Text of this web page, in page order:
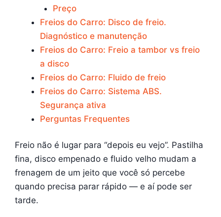
Preço
Freios do Carro: Disco de freio.
Diagnóstico e manutenção
Freios do Carro: Freio a tambor vs freio
a disco
Freios do Carro: Fluido de freio
Freios do Carro: Sistema ABS.
Segurança ativa
Perguntas Frequentes
Freio não é lugar para “depois eu vejo”. Pastilha
fina, disco empenado e fluido velho mudam a
frenagem de um jeito que você só percebe
quando precisa parar rápido — e aí pode ser
tarde.